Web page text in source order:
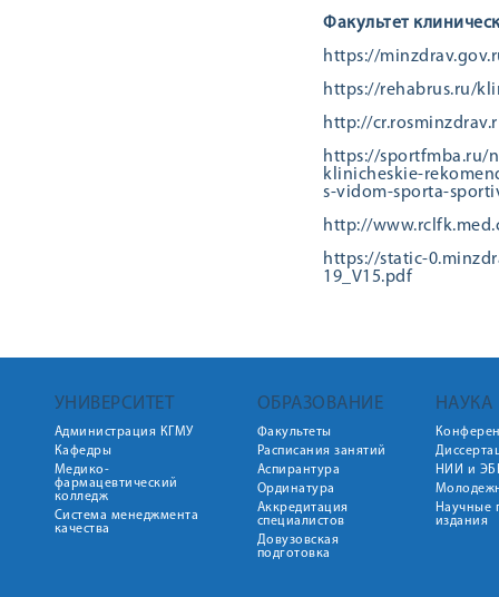
Факультет
https://
https://rehabrus.ru/
http://
https://sportfmba.ru/
klinicheskie-
s-vidom-sporta-
http://
https://static-
19_V15.pdf
УНИВЕРСИТЕТ
Администрация КГМУ
Кафедры
Медико-
фармацевтический
колледж
Система менеджмента
качества
ОБРАЗОВАНИЕ
Факультеты
Расписания занятий
Аспирантура
Ординатура
Аккредитация
специалистов
Довузовская
подготовка
НАУКА
НИИ и
Научные
издания